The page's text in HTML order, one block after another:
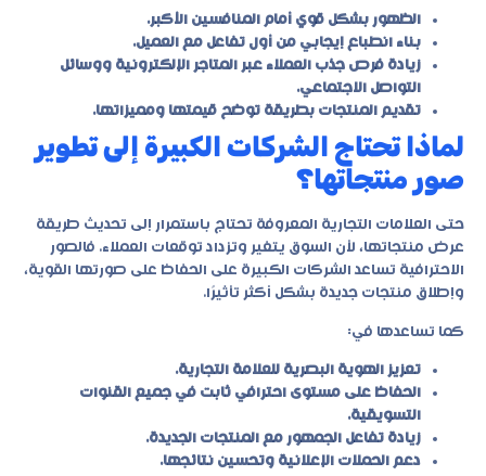
الظهور بشكل قوي أمام المنافسين الأكبر.
بناء انطباع إيجابي من أول تفاعل مع العميل.
زيادة فرص جذب العملاء عبر المتاجر الإلكترونية ووسائل
التواصل الاجتماعي.
تقديم المنتجات بطريقة توضح قيمتها ومميزاتها.
لماذا تحتاج الشركات الكبيرة إلى تطوير
صور منتجاتها؟
حتى العلامات التجارية المعروفة تحتاج باستمرار إلى تحديث طريقة
عرض منتجاتها، لأن السوق يتغير وتزداد توقعات العملاء. فالصور
الاحترافية تساعد الشركات الكبيرة على الحفاظ على صورتها القوية،
وإطلاق منتجات جديدة بشكل أكثر تأثيرًا.
كما تساعدها في:
تعزيز الهوية البصرية للعلامة التجارية.
الحفاظ على مستوى احترافي ثابت في جميع القنوات
التسويقية.
زيادة تفاعل الجمهور مع المنتجات الجديدة.
دعم الحملات الإعلانية وتحسين نتائجها.